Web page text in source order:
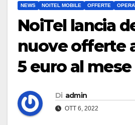
NEWS NOITEL MOBILE OFFERTE
NoiTel lancia
nuove offerte
5 euro al mese
Di admin
OTT 6, 2022